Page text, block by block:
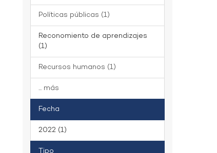
Políticas públicas (1)
Reconomiento de aprendizajes
(1)
Recursos humanos (1)
... más
Fecha
2022 (1)